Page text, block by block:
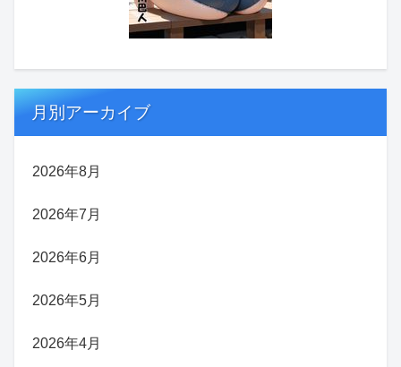
月別アーカイブ
2026年8月
2026年7月
2026年6月
2026年5月
2026年4月